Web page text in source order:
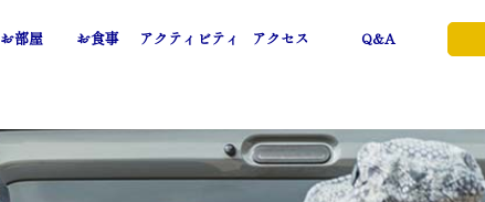
お部屋 お食事 アクティビティ アクセス Q&A